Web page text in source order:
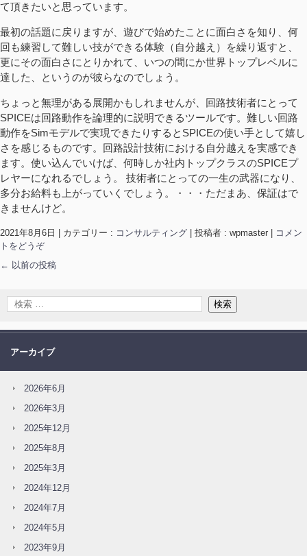
て頂きたいと思っています。
最初の話題に戻りますが、遊びで始めたことに面白さを知り、何
回も練習して難しい技ができる体験（自分越え）を繰り返すと、
更にその面白さにとりかれて、いつの間にか世界トップレベルに
達した、というのが彼らなのでしょう。
ちょっと無理がある展開かもしれませんが、回路技術者にとって
SPICEは回路動作を論理的に説明できるツールです。難しい回路
動作をSimモデルで実現できたりするとSPICEの使い手として嬉し
さを感じるものです。回路設計技術における自分越えを実感でき
ます。使い込んでいけば、何時しか社内トップクラスのSPICEプ
レヤーになれるでしょう。 技術者にとっての一生の武器になり、
多分お給料も上がっていくでしょう。・・・ただまあ、保証はで
きませんけど。
2021年8月6日 カテゴリー : コンサルティング 投稿者 : wpmaster
コメン
トをどうぞ
← 以前の投稿
アーカイブ
2026年6月
2026年3月
2025年12月
2025年8月
2025年3月
2024年12月
2024年7月
2024年5月
2023年9月